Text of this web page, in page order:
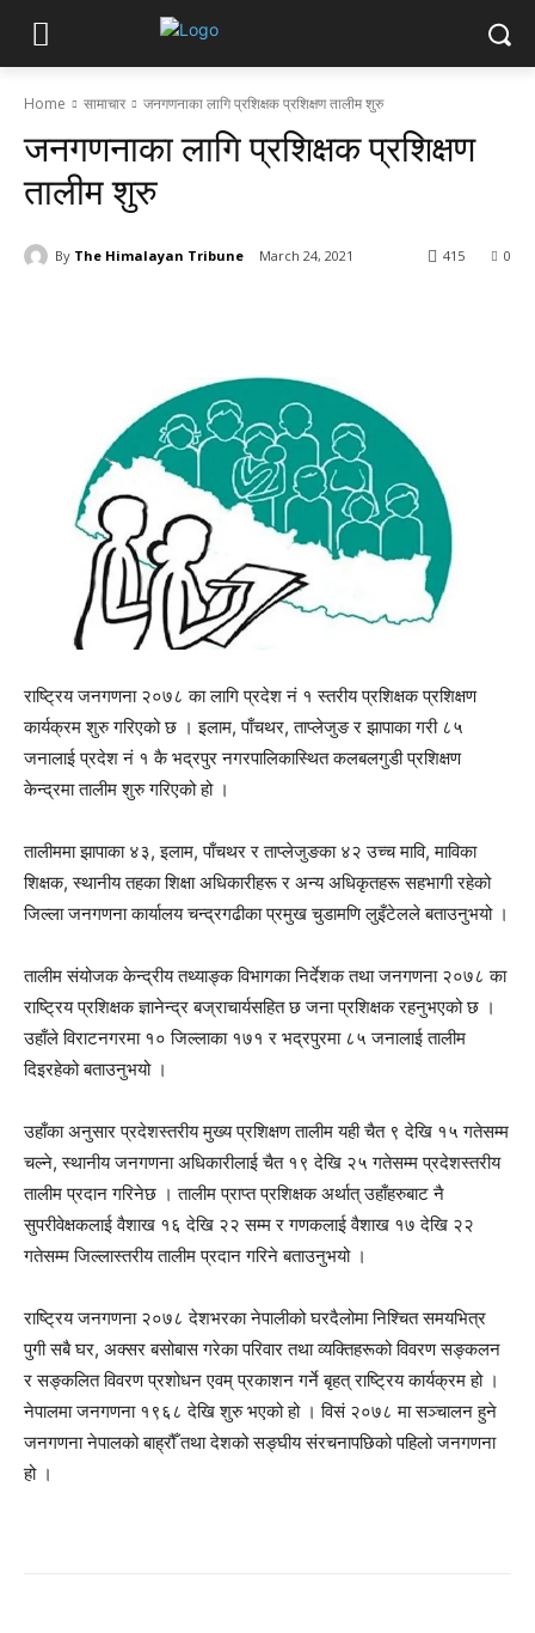
Home सामाचार जनगणनाका लागि प्रशिक्षक प्रशिक्षण तालीम शुरु
जनगणनाका लागि प्रशिक्षक प्रशिक्षण
तालीम शुरु
By The Himalayan Tribune March 24, 2021 0
415
राष्ट्रिय जनगणना २०७८ का लागि प्रदेश नं १ स्तरीय प्रशिक्षक प्रशिक्षण
कार्यक्रम शुरु गरिएको छ । इलाम, पाँचथर, ताप्लेजुङ र झापाका गरी ८५
जनालाई प्रदेश नं १ कै भद्रपुर नगरपालिकास्थित कलबलगुडी प्रशिक्षण
केन्द्रमा तालीम शुरु गरिएको हो ।
तालीममा झापाका ४३, इलाम, पाँचथर र ताप्लेजुङका ४२ उच्च मावि, माविका
शिक्षक, स्थानीय तहका शिक्षा अधिकारीहरू र अन्य अधिकृतहरू सहभागी रहेको
जिल्ला जनगणना कार्यालय चन्द्रगढीका प्रमुख चुडामणि लुइँटेलले बताउनुभयो ।
तालीम संयोजक केन्द्रीय तथ्याङ्क विभागका निर्देशक तथा जनगणना २०७८ का
राष्ट्रिय प्रशिक्षक ज्ञानेन्द्र बज्राचार्यसहित छ जना प्रशिक्षक रहनुभएको छ ।
उहाँले विराटनगरमा १० जिल्लाका १७१ र भद्रपुरमा ८५ जनालाई तालीम
दिइरहेको बताउनुभयो ।
उहाँका अनुसार प्रदेशस्तरीय मुख्य प्रशिक्षण तालीम यही चैत ९ देखि १५ गतेसम्म
चल्ने, स्थानीय जनगणना अधिकारीलाई चैत १९ देखि २५ गतेसम्म प्रदेशस्तरीय
तालीम प्रदान गरिनेछ । तालीम प्राप्त प्रशिक्षक अर्थात् उहाँहरुबाट नै
सुपरीवेक्षकलाई वैशाख १६ देखि २२ सम्म र गणकलाई वैशाख १७ देखि २२
गतेसम्म जिल्लास्तरीय तालीम प्रदान गरिने बताउनुभयो ।
राष्ट्रिय जनगणना २०७८ देशभरका नेपालीको घरदैलोमा निश्चित समयभित्र
पुगी सबै घर, अक्सर बसोबास गरेका परिवार तथा व्यक्तिहरूको विवरण सङ्कलन
र सङ्कलित विवरण प्रशोधन एवम् प्रकाशन गर्ने बृहत् राष्ट्रिय कार्यक्रम हो ।
नेपालमा जनगणना १९६८ देखि शुरु भएको हो । विसं २०७८ मा सञ्चालन हुने
जनगणना नेपालको बाह्रौँ तथा देशको सङ्घीय संरचनापछिको पहिलो जनगणना
हो ।